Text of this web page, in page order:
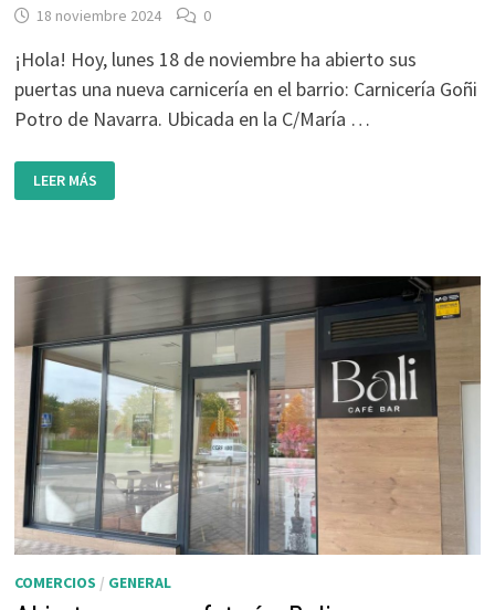
18 noviembre 2024 0
¡Hola! Hoy, lunes 18 de noviembre ha abierto sus
puertas una nueva carnicería en el barrio: Carnicería Goñi
Potro de Navarra. Ubicada en la C/María …
APERTURA
CARNICERÍA
GOÑI
LEER MÁS
COMERCIOS / GENERAL